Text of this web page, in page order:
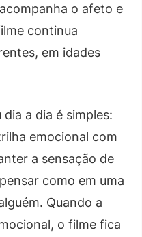
o afeto e
continua
em idades
a dia é simples:
emocional com
a sensação de
como em uma
Quando a
o filme fica